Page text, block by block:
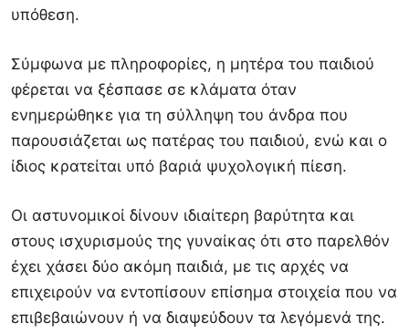
υπόθεση.
Σύμφωνα με πληροφορίες, η μητέρα του παιδιού
φέρεται να ξέσπασε σε κλάματα όταν
ενημερώθηκε για τη σύλληψη του άνδρα που
παρουσιάζεται ως πατέρας του παιδιού, ενώ και ο
ίδιος κρατείται υπό βαριά ψυχολογική πίεση.
Οι αστυνομικοί δίνουν ιδιαίτερη βαρύτητα και
στους ισχυρισμούς της γυναίκας ότι στο παρελθόν
έχει χάσει δύο ακόμη παιδιά, με τις αρχές να
επιχειρούν να εντοπίσουν επίσημα στοιχεία που να
επιβεβαιώνουν ή να διαψεύδουν τα λεγόμενά της.